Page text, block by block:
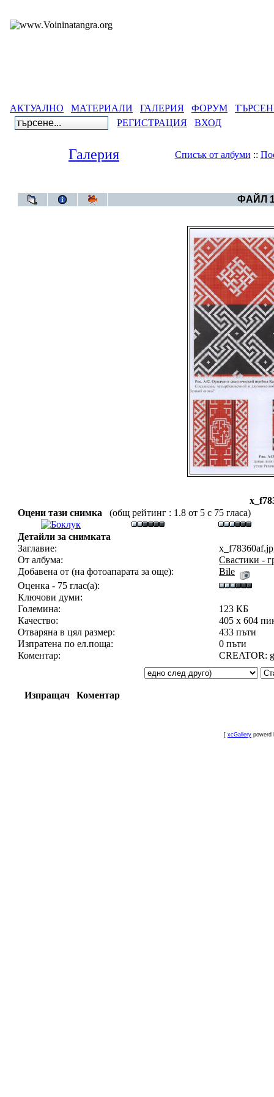
АКТУАЛНО МАТЕРИАЛИ ГАЛЕРИЯ ФОРУМ
РЕГИСТРАЦИЯ
ВХОД
Галерия Списък от албуми ::
ФАЙЛ 1
Оцени тази снимка
(общ рейтинг : 1.8 от 5 с 75 гласа)
Детайли за снимката
Заглавие:
От албума:
Свастики -
Добавена от (на фотоапарата за още):
Bile
Оценка - 75 глас(а):
Ключови думи:
Големина:
123 КБ
Качество:
405 x 604
Отваряна в цял размер:
433 пъти
Изпратена по ел.поща:
0 пъти
Коментар:
CREATOR:
Изпращач Коментар
[ xcGallery